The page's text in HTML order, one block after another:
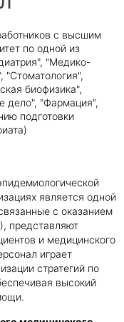
с высшим
по одной из
"Медико-
"Стоматология",
биофизика",
дело", "Фармация",
подготовки
является одной
с оказанием
представляют
и медицинского
играет
стратегий по
высокий